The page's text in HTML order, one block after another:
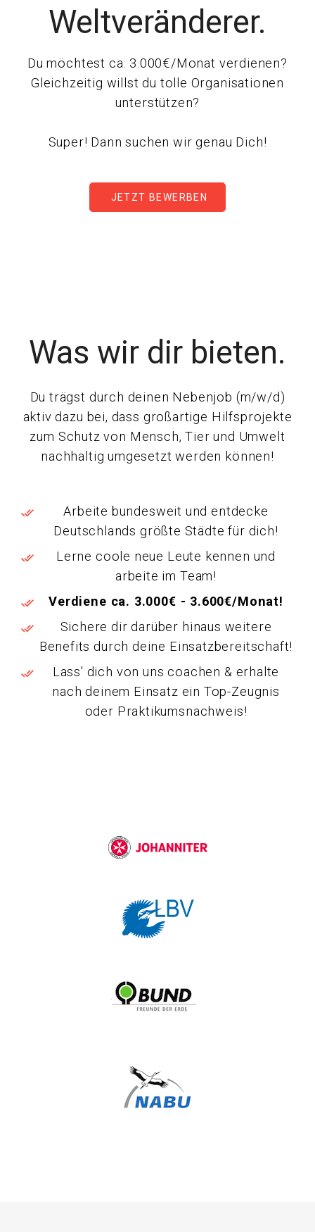
Weltveränderer.
Du möchtest ca. 3.000€/Monat verdienen?
Gleichzeitig willst du tolle Organisationen
unterstützen?
Super! Dann suchen wir genau Dich!
JETZT BEWERBEN
Was wir dir bieten.
Du trägst durch deinen Nebenjob (m/w/d)
aktiv dazu bei, dass großartige Hilfsprojekte
zum Schutz von Mensch, Tier und Umwelt
nachhaltig umgesetzt werden können!
Arbeite bundesweit und entdecke
Deutschlands größte Städte für dich!
Lerne coole neue Leute kennen und
arbeite im Team!
Verdiene ca. 3.000€ - 3.600€/Monat!
Sichere dir darüber hinaus weitere
Benefits durch deine Einsatzbereitschaft!
Lass' dich von uns coachen & erhalte
nach deinem Einsatz ein Top-Zeugnis
oder Praktikumsnachweis!